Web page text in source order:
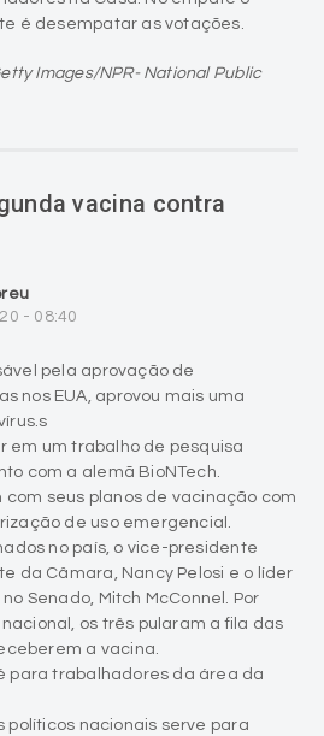
é desempatar as votações.
Images/NPR- National Public
vacina contra
- 08:40
pela aprovação de
nos EUA, aprovou mais uma
em um trabalho de pesquisa
com a alemã BioNTech.
com seus planos de vacinação com
de uso emergencial.
no país, o vice-presidente
da Câmara, Nancy Pelosi e o líder
Senado, Mitch McConnel. Por
os três pularam a fila das
a vacina.
para trabalhadores da área da
políticos nacionais serve para